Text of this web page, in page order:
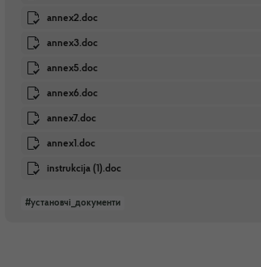
annex2.doc
annex3.doc
annex5.doc
annex6.doc
annex7.doc
annex1.doc
instrukcija (1).doc
#установчі_документи